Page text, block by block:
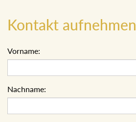
Kontakt aufnehmen
Vorname:
Nachname: